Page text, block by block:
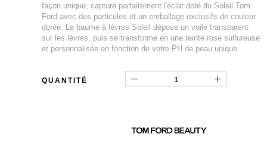
façon unique, capture parfaitement l'éclat doré du Soleil Tom
Ford avec des particules et un emballage exclusifs de couleur
dorée. Le baume à lèvres Soleil dépose un voile transparent
sur les lèvres, puis se transforme en une teinte rose sulfureuse
et personnalisée en fonction de votre PH de peau unique.
QUANTITÉ